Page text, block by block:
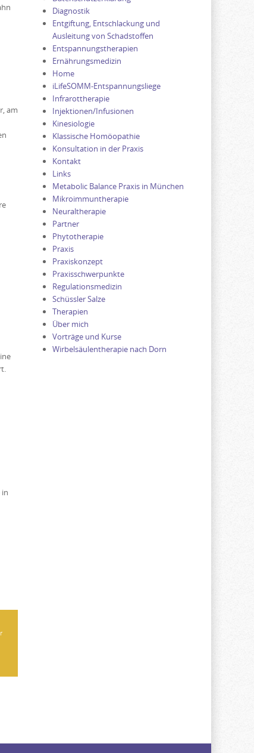
am
Diagnostik
Entgiftung, Entschlackung und
Ausleitung von Schadstoffen
Entspannungstherapien
Ernährungsmedizin
Home
iLifeSOMM-Entspannungsliege
Infrarottherapie
Injektionen/Infusionen
Kinesiologie
Klassische Homöopathie
Konsultation in der Praxis
Kontakt
Links
Metabolic Balance Praxis in München
Mikroimmuntherapie
Neuraltherapie
Partner
Phytotherapie
Praxis
Praxiskonzept
Praxisschwerpunkte
Regulationsmedizin
Schüssler Salze
Therapien
Über mich
Vorträge und Kurse
Wirbelsäulentherapie nach Dorn